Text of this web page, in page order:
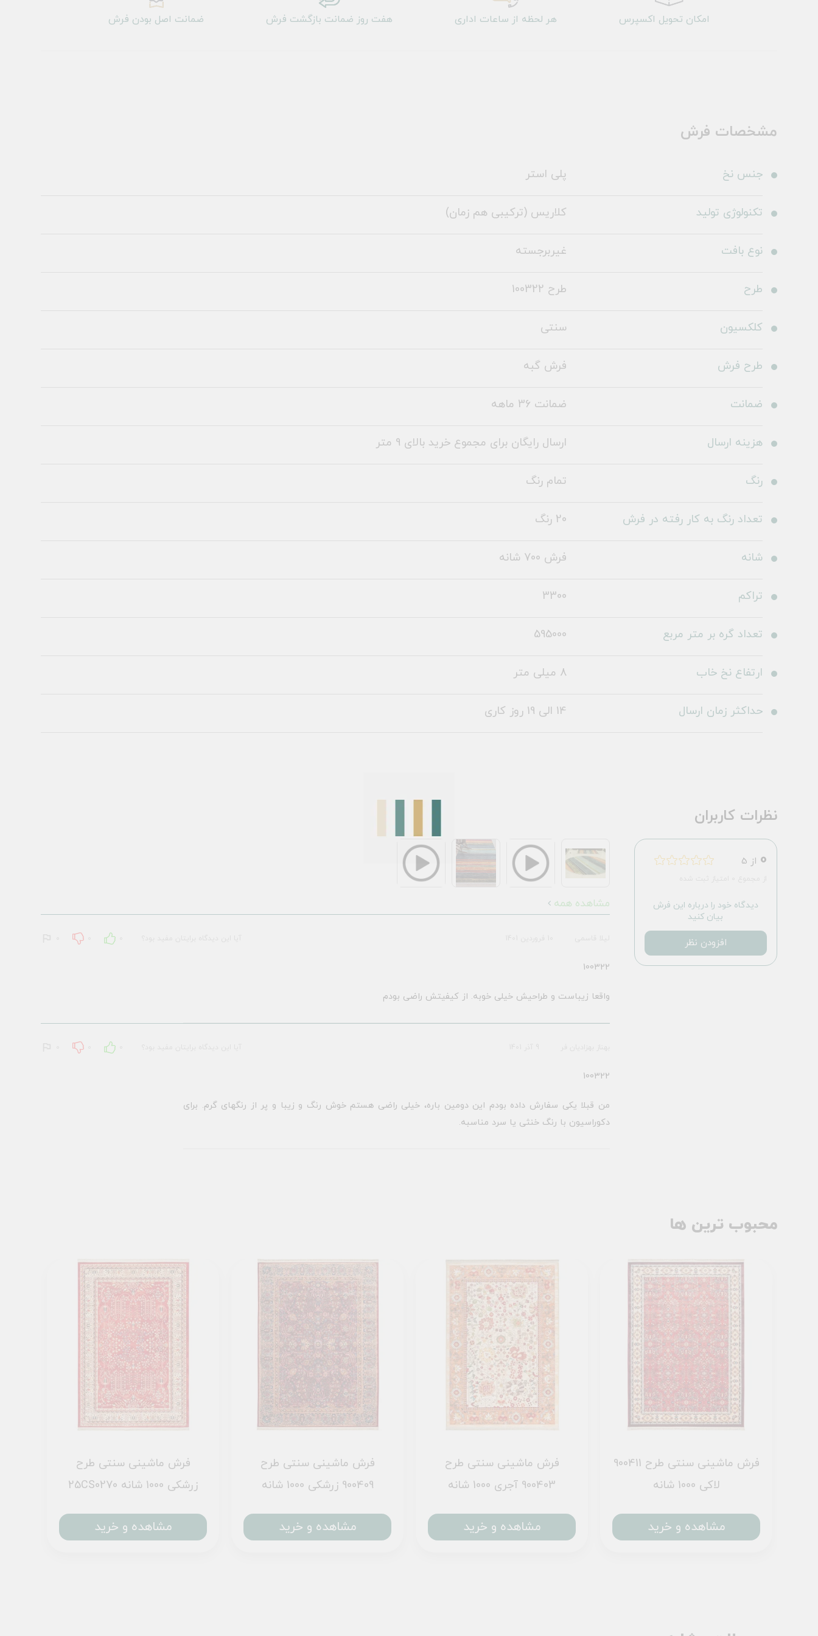
امکان تحویل اکسپرس هر لحظه از ساعات اداری هفت روز ضمانت بازگشت فرش ضمانت اصل بودن فرش
مشخصات فرش
جنس نخ پلی استر
تکنولوژی تولید کلاریس (ترکیبی هم زمان)
نوع بافت غیربرجسته
طرح طرح 100322
کلکسیون سنتی
طرح فرش فرش گبه
ضمانت ضمانت 36 ماهه
هزینه ارسال ارسال رایگان برای مجموع خرید بالای 9 متر
رنگ تمام رنگ
تعداد رنگ به کار رفته در فرش 20 رنگ
شانه فرش 700 شانه
تراکم 3300
تعداد گره بر متر مربع 595000
ارتفاع نخ خاب 8 میلی متر
حداکثر زمان ارسال 14 الی 19 روز کاری
نظرات کاربران
0 از 5
دیدگاه خود را درباره این فرش
بیان کنید
افزودن نظر
مشاهده همه
100322
واقعا زیباست و طراحیش خیلی خوبه. از کیفیتش راضی بودم
100322
من قبلا یکی سفارش داده بودم این دومین باره، خیلی راضی هستم خوش رنگ و زیبا و پر از رنگهای گرم. برای
دکوراسیون با رنگ خنثی یا سرد مناسبه.
محبوب ترین ها
فرش ماشینی سنتی طرح
25CS0270 زرشکی 1000 شانه
مشاهده و خرید
فرش ماشینی سنتی طرح
900409 زرشکی 1000 شانه
مشاهده و خرید
فرش ماشینی سنتی طرح
900403 آجری 1000 شانه
مشاهده و خرید
فرش ماشینی سنتی طرح 900411
لاکی 1000 شانه
مشاهده و خرید